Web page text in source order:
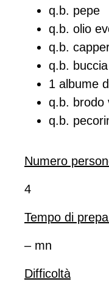
q.b. pepe
q.b. olio
q.b.
q.b.
1 albume
q.b. brodo
q.b.
Numero
4
Tempo di
– mn
Difficoltà